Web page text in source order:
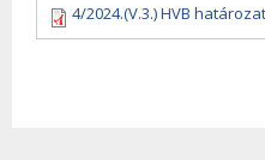
4/2024.(V.3.) HVB határozat